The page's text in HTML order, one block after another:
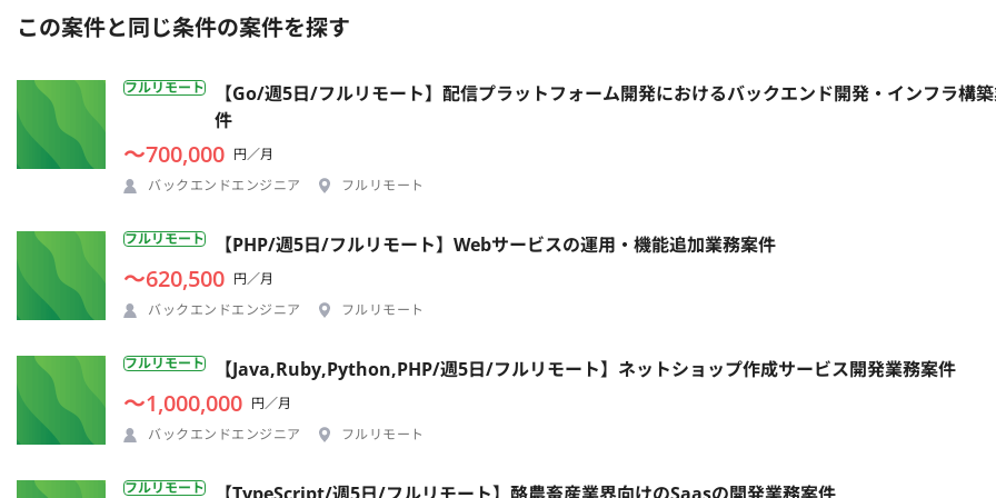
この案件と同じ条件の案件を探す
フルリモート
【Go/週5日/フルリモート】配信プラットフォーム開発におけるバックエンド開発・インフラ構
件
〜700,000 円／月
バックエンドエンジニア
フルリモート
フルリモート 【PHP/週5日/フルリモート】Webサービスの運用・機能追加業務案件
〜620,500 円／月
バックエンドエンジニア
フルリモート
フルリモート 【Java,Ruby,Python,PHP/週5日/フルリモート】ネットショップ作成サービス開発業務案件
〜1,000,000 円／月
バックエンドエンジニア
フルリモート
フルリモート